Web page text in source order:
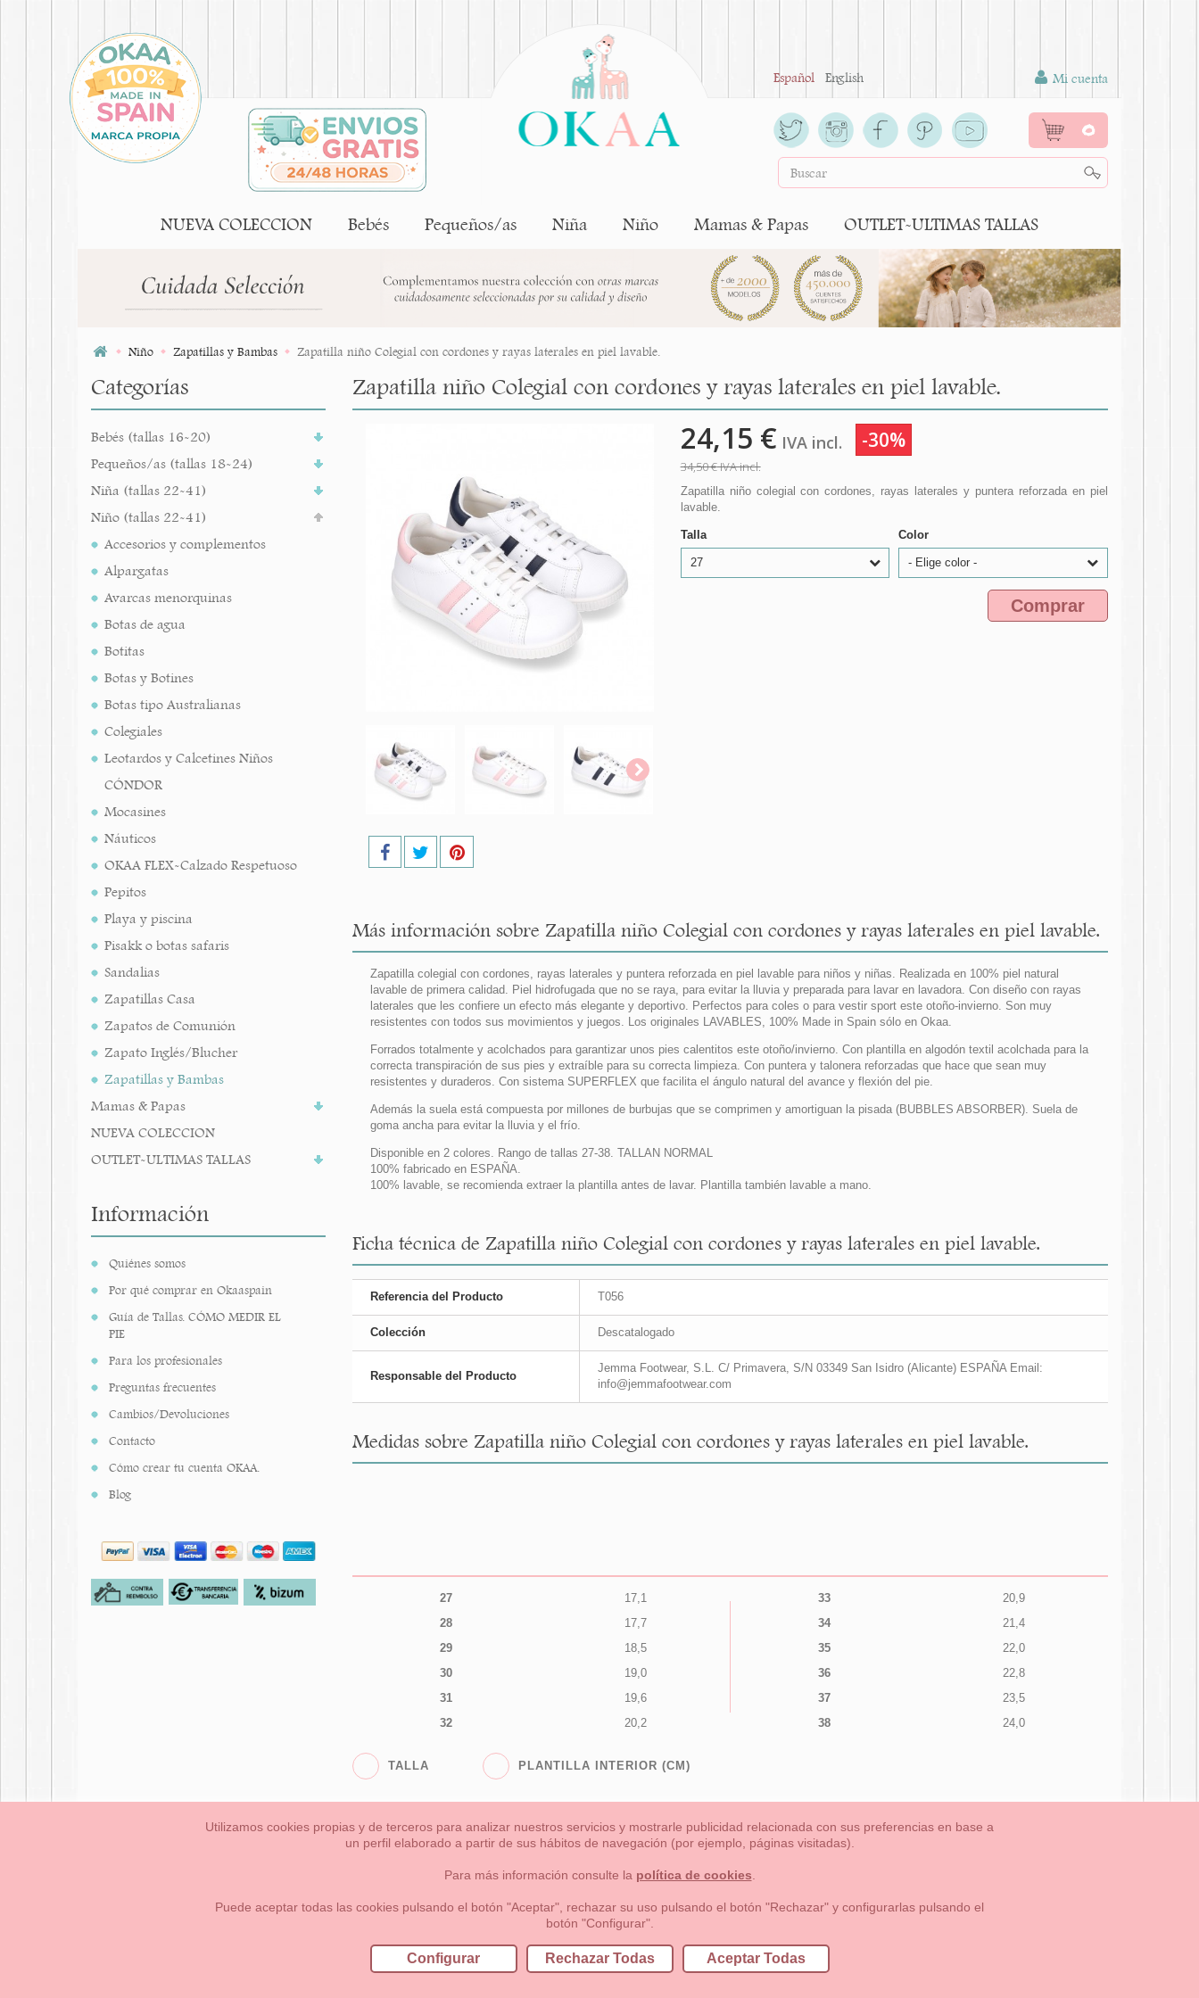
Español English Mi cuenta
0
NUEVA COLECCION Bebés Pequeños/as Niña Niño Mamas & Papas OUTLET-ULTIMAS TALLAS
Niño Zapatillas y Bambas Zapatilla niño Colegial con cordones y rayas laterales en piel lavable.
Categorías
Bebés (tallas 16-20)
Pequeños/as (tallas 18-24)
Niña (tallas 22-41)
Niño (tallas 22-41)
Accesorios y complementos
Alpargatas
Avarcas menorquinas
Botas de agua
Botitas
Botas y Botines
Botas tipo Australianas
Colegiales
Leotardos y Calcetines Niños
CÓNDOR
Mocasines
Náuticos
OKAA FLEX-Calzado Respetuoso
Pepitos
Playa y piscina
Pisakk o botas safaris
Sandalias
Zapatillas Casa
Zapatos de Comunión
Zapato Inglés/Blucher
Zapatillas y Bambas
Mamas & Papas
NUEVA COLECCION
OUTLET-ULTIMAS TALLAS
Información
Quiénes somos
Por qué comprar en Okaaspain
Guía de Tallas. CÓMO MEDIR EL
PIE
Para los profesionales
Preguntas frecuentes
Cambios/Devoluciones
Contacto
Cómo crear tu cuenta OKAA.
Blog
Zapatilla niño Colegial con cordones y rayas laterales en piel lavable.
24,15 € IVA incl. -30%
34,50 €IVA incl.
Zapatilla niño colegial con cordones, rayas laterales y puntera reforzada en piel
lavable.
Talla
27
Color
- Elige color -
Comprar
Más información sobre Zapatilla niño Colegial con cordones y rayas laterales en piel lavable.
Zapatilla colegial con cordones, rayas laterales y puntera reforzada en piel lavable para niños y niñas. Realizada en 100% piel natural
lavable de primera calidad. Piel hidrofugada que no se raya, para evitar la lluvia y preparada para lavar en lavadora. Con diseño con rayas
laterales que les confiere un efecto más elegante y deportivo. Perfectos para coles o para vestir sport este otoño-invierno. Son muy
resistentes con todos sus movimientos y juegos. Los originales LAVABLES, 100% Made in Spain sólo en Okaa.
Forrados totalmente y acolchados para garantizar unos pies calentitos este otoño/invierno. Con plantilla en algodón textil acolchada para la
correcta transpiración de sus pies y extraíble para su correcta limpieza. Con puntera y talonera reforzadas que hace que sean muy
resistentes y duraderos. Con sistema SUPERFLEX que facilita el ángulo natural del avance y flexión del pie.
Además la suela está compuesta por millones de burbujas que se comprimen y amortiguan la pisada (BUBBLES ABSORBER). Suela de
goma ancha para evitar la lluvia y el frío.
Disponible en 2 colores. Rango de tallas 27-38. TALLAN NORMAL
100% fabricado en ESPAÑA.
100% lavable, se recomienda extraer la plantilla antes de lavar. Plantilla también lavable a mano.
Ficha técnica de Zapatilla niño Colegial con cordones y rayas laterales en piel lavable.
Referencia del Producto T056
Colección Descatalogado
Responsable del Producto
Jemma Footwear, S.L. C/ Primavera, S/N 03349 San Isidro (Alicante) ESPAÑA Email:
info@jemmafootwear.com
Medidas sobre Zapatilla niño Colegial con cordones y rayas laterales en piel lavable.
27
17,1
28
17,7
29
18,5
30
19,0
31
19,6
32
20,2
33
20,9
34
21,4
35
22,0
36
22,8
37
23,5
38
24,0
TALLA PLANTILLA INTERIOR (CM)
Pequeños/as Niña Niño Mamas & Papas NUEVA COLECCION OUTLET-ULTIMAS TALLAS
Condiciones generales de compra, formas de pago , política de devoluciones y reembolsos Privacidad
Av. Sierra de Grazalema, nº9 28691 Villanueva de la Cañada Madrid (España)
Utilizamos cookies propias y de terceros para analizar nuestros servicios y mostrarle publicidad relacionada con sus preferencias en base a
un perfil elaborado a partir de sus hábitos de navegación (por ejemplo, páginas visitadas).
Para más información consulte la política de cookies
Puede aceptar todas las cookies pulsando el botón "Aceptar", rechazar su uso pulsando el botón "Rechazar" y configurarlas pulsando el
botón "Configurar".
Configurar Rechazar Todas Aceptar Todas